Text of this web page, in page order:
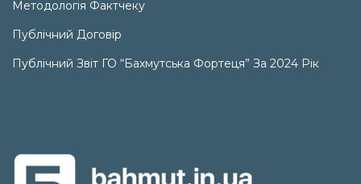
Методологія Фактчеку
Публічний Договір
Публічний Звіт ГО “Бахмутська Фортеця” За 2024 Рік